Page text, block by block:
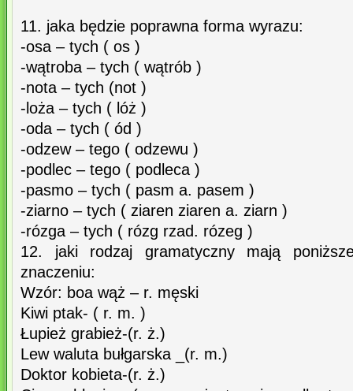
11. jaka będzie poprawna forma wyrazu:
-osa – tych ( os )
-wątroba – tych ( wątrób )
-nota – tych (not )
-loża – tych ( lóż )
-oda – tych ( ód )
-odzew – tego ( odzewu )
-podlec – tego ( podleca )
-pasmo – tych ( pasm a. pasem )
-ziarno – tych ( ziaren ziaren a. ziarn )
-rózga – tych ( rózg rzad. rózeg )
12. jaki rodzaj gramatyczny mają
znaczeniu:
Wzór: boa wąż – r. męski
Kiwi ptak- ( r. m. )
Łupież grabież-(r. ż.)
Lew waluta bułgarska _(r. m.)
Doktor kobieta-(r. ż.)